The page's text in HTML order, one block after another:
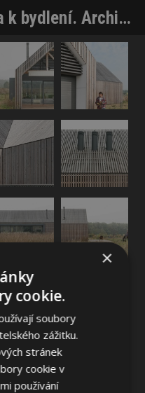
Stodola k bydlení. Architekti upřednostnili výhled na koně
×
cookie.
soubory
zážitku.
stránek
cookie v
používání